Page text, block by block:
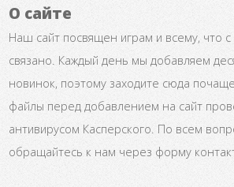
О сайте
Наш сайт посвящен играм и всему, что
связано. Каждый день мы добавляем
новинок, поэтому заходите сюда
файлы перед добавлением на сайт
антивирусом Касперского. По всем
обращайтесь к нам через форму